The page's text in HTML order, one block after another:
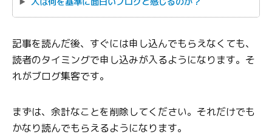
記事を読んだ後、すぐには申し込んでもらえなくても、
読者のタイミングで申し込みが入るようになります。そ
れがブログ集客です。
まずは、余計なことを削除してください。それだけでも
かなり読んでもらえるようになります。